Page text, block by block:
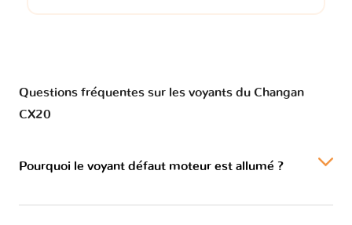
Questions fréquentes sur les voyants du Changan
CX20
Pourquoi le voyant défaut moteur est allumé ?